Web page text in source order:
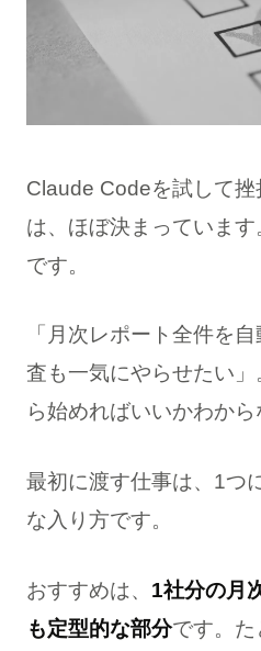
Claude Codeを試して
は、ほぼ決まっています
です。
「月次レポート全件を
査も一気にやらせたい
ら始めればいいかわから
最初に渡す仕事は、1つ
な入り方です。
おすすめは、 1社分の月
も定型的な部分です。